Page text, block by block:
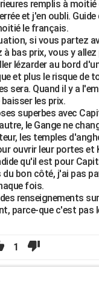
remplis à
et j'en oubli. Guide
le français.
si vous partez
bas prix, vous y
lézarder au bord
et plus le risque de
sera. Quand il y a
les prix.
superbes avec
le Gange ne
les temples
ouvrir leur portes et
qu'il est pour
bon côté, j'ai pas
fois.
renseignements
parce-que c'est pas
1